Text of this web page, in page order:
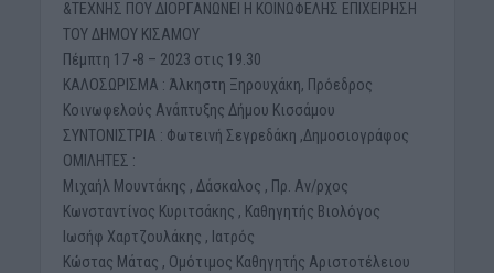
&ΤΕΧΝΗΣ ΠΟΥ ΔΙΟΡΓΑΝΩΝΕΙ Η ΚΟΙΝΩΦΕΛΗΣ ΕΠΙΧΕΙΡΗΣΗ
ΤΟΥ ΔΗΜΟΥ ΚΙΣΑΜΟΥ
Πέμπτη 17 -8 – 2023 στις 19.30
ΚΑΛΟΣΩΡΙΣΜΑ : Άλκηστη Ξηρουχάκη, Πρόεδρος
Κοινωφελούς Ανάπτυξης Δήμου Κισσάμου
ΣΥΝΤΟΝΙΣΤΡΙΑ : Φωτεινή Σεγρεδάκη ,Δημοσιογράφος
ΟΜΙΛΗΤΕΣ :
Μιχαήλ Μουντάκης , Δάσκαλος , Πρ. Αν/ρχος
Κωνσταντίνος Κυριτσάκης , Καθηγητής Βιολόγος
Ιωσήφ Χαρτζουλάκης , Ιατρός
Κώστας Μάτας , Ομότιμος Καθηγητής Αριστοτέλειου